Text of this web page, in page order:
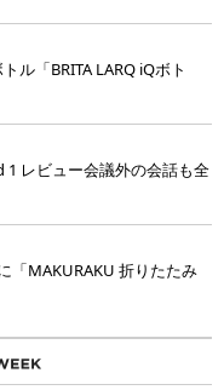
ル「BRITA LARQ iQボト
レビュー会議外の会話も全
「MAKURAKU 折りたたみ